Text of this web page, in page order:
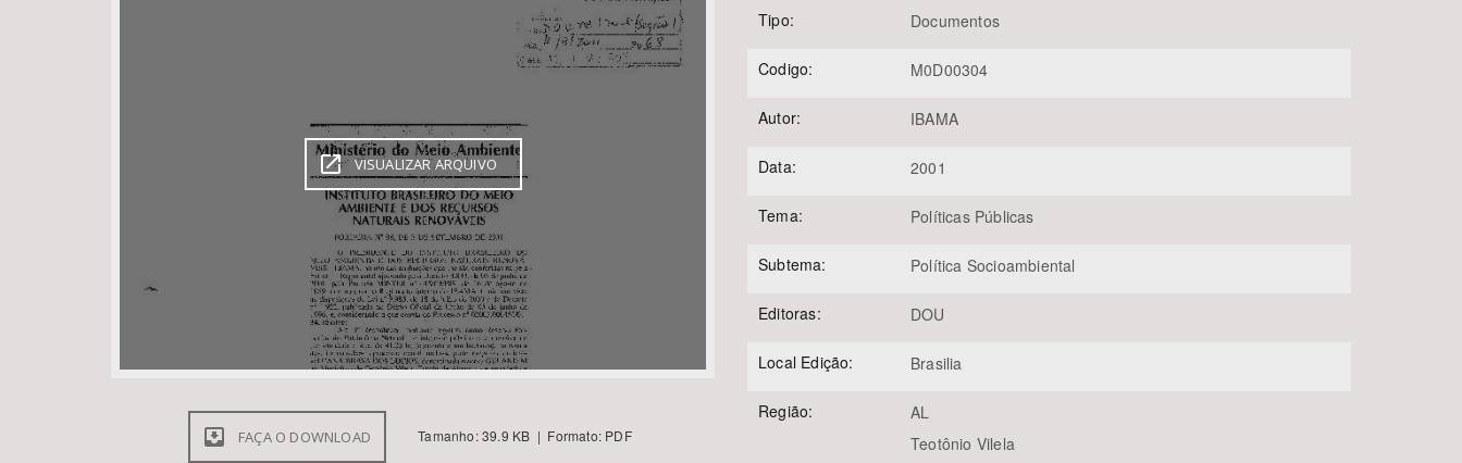
VISUALIZAR ARQUIVO
FAÇA O DOWNLOAD Tamanho: 39.9 KB | Formato: PDF
Tipo: Documentos
Codigo: M0D00304
Autor: IBAMA
Data: 2001
Tema: Políticas Públicas
Subtema: Política Socioambiental
Editoras: DOU
Local Edição: Brasilia
Região:
AL
Teotônio Vilela